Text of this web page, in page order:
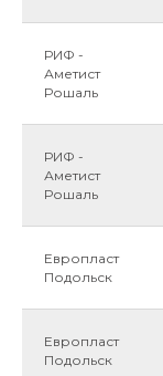
РИФ -
Аметист
Рошаль
РИФ -
Аметист
Рошаль
Европласт
Подольск
Европласт
Подольск